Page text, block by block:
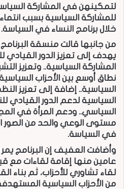
لتمكينهن في المشاركة
للمشاركة السياسية بسبب
خلال برنامج النساء في السياسة.
من جانبها قالت منسقة
يهدف إلى تعزيز الدور القيادي
المشاركة السياسية.. وتعزيز
نطاق أوسع بين الأحزاب
السياسية.. إضافة إلى تعزيز
السياسية لدعم الدور القيادي
السياسي.. ودعم المرأة في
مستوى الوعي والحد من الصور
في السياسة.
وأضافت العفيف إن البرنامج
عامين منها إقامة لقاءات مع
من الأحزاب السياسية